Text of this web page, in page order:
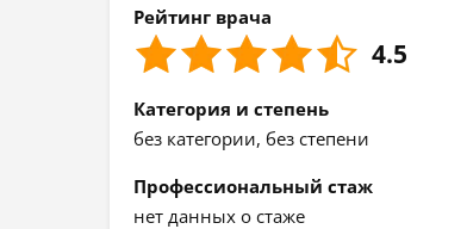
Рейтинг врача
4.5
Категория и степень
без категории, без степени
Профессиональный стаж
нет данных о стаже